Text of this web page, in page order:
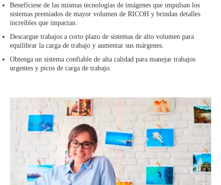
Benefíciese de las mismas tecnologías de imágenes que impulsan los
sistemas premiados de mayor volumen de RICOH y brindan detalles
increíbles que impactan.
Descargue trabajos a corto plazo de sistemas de alto volumen para
equilibrar la carga de trabajo y aumentar sus márgenes.
Obtenga un sistema confiable de alta calidad para manejar trabajos
urgentes y picos de carga de trabajo.